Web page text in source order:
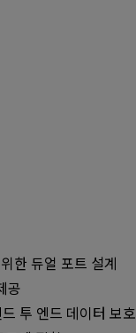
한 듀얼 포트 설계
공
투 엔드 데이터 보호